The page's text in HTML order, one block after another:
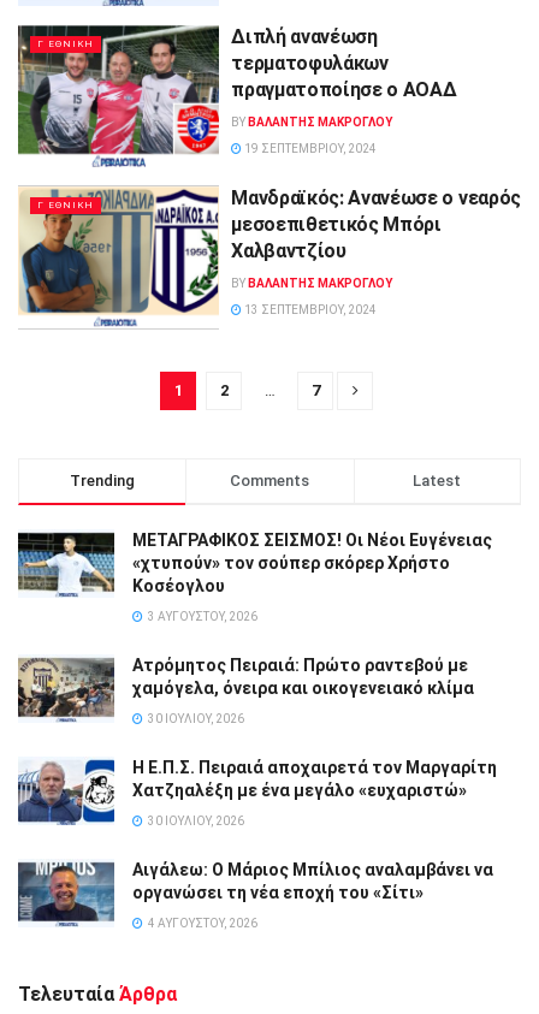
Γ ΕΘΝΙΚΗ
Διπλή ανανέωση
τερματοφυλάκων
πραγματοποίησε ο ΑΟΑΔ
BY ΒΑΛΑΝΤΗΣ ΜΑΚΡΟΓΛΟΥ
19 ΣΕΠΤΕΜΒΡΊΟΥ, 2024
Γ ΕΘΝΙΚΗ
Μανδραϊκός: Ανανέωσε ο νεαρός
μεσοεπιθετικός Μπόρι
Χαλβαντζίου
BY ΒΑΛΑΝΤΗΣ ΜΑΚΡΟΓΛΟΥ
13 ΣΕΠΤΕΜΒΡΊΟΥ, 2024
1 2 7
Trending Comments Latest
ΜΕΤΑΓΡΑΦΙΚΟΣ ΣΕΙΣΜΟΣ! Οι Νέοι Ευγένειας
«χτυπούν» τον σούπερ σκόρερ Χρήστο
Κοσέογλου
3 ΑΥΓΟΎΣΤΟΥ, 2026
Ατρόμητος Πειραιά: Πρώτο ραντεβού με
χαμόγελα, όνειρα και οικογενειακό κλίμα
30 ΙΟΥΛΊΟΥ, 2026
Η Ε.Π.Σ. Πειραιά αποχαιρετά τον Μαργαρίτη
Χατζηαλέξη με ένα μεγάλο «ευχαριστώ»
30 ΙΟΥΛΊΟΥ, 2026
Αιγάλεω: Ο Μάριος Μπίλιος αναλαμβάνει να
οργανώσει τη νέα εποχή του «Σίτι»
4 ΑΥΓΟΎΣΤΟΥ, 2026
Τελευταία Άρθρα